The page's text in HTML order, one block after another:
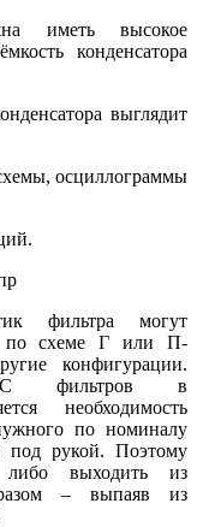
иметь высокое
конденсатора
выглядит
фильтра могут
по схеме Г или П-
конфигурации.
LC фильтров в
необходимость
по номиналу
под рукой. Поэтому
либо выходить из
– выпаяв из